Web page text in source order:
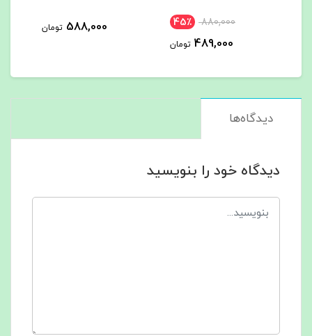
588,000 تومان 588,000 تومان
دیدگاه‌ها
دیدگاه خود را بنویسید